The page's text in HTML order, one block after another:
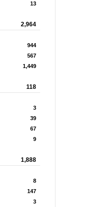
13
2,964
944
567
1,449
118
3
39
67
9
1,888
8
147
3